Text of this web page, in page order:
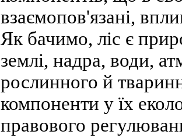
взаємопов'язані,
Як бачимо, ліс є
землі, надра, води,
рослинного й
компоненти у їх
правового